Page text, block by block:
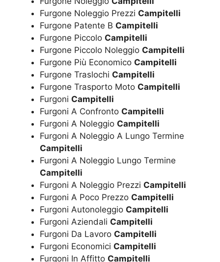
Furgone Noleggio Prezzi Campitelli
Furgone Patente B Campitelli
Furgone Piccolo Campitelli
Furgone Piccolo Noleggio Campitelli
Furgone Più Economico Campitelli
Furgone Traslochi Campitelli
Furgone Trasporto Moto Campitelli
Furgoni Campitelli
Furgoni A Confronto Campitelli
Furgoni A Noleggio Campitelli
Furgoni A Noleggio A Lungo Termine
Campitelli
Furgoni A Noleggio Lungo Termine
Campitelli
Furgoni A Noleggio Prezzi Campitelli
Furgoni A Poco Prezzo Campitelli
Furgoni Autonoleggio Campitelli
Furgoni Aziendali Campitelli
Furgoni Da Lavoro Campitelli
Furgoni Economici Campitelli
Furgoni In Affitto Campitelli